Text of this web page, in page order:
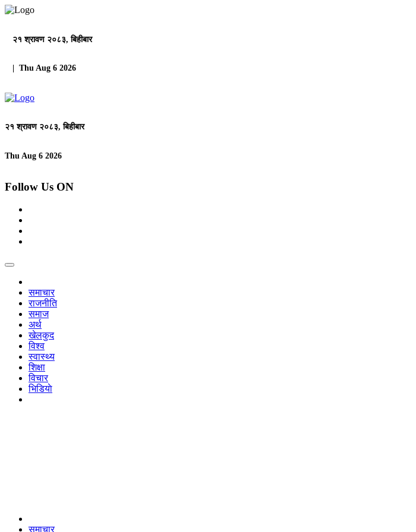
२१ श्रावण २०८३, बिहीबार
| Thu Aug 6 2026
२१ श्रावण २०८३, बिहीबार
Thu Aug 6 2026
Follow Us ON
समाचार
राजनीति
समाज
अर्थ
खेलकुद
विश्व
स्वास्थ्य
शिक्षा
विचार
भिडियाे
समाचार